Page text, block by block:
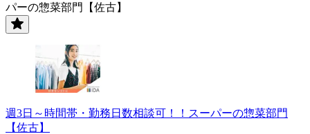
パーの惣菜部門【佐古】
週3日～時間帯・勤務日数相談可！！スーパーの惣菜部門
【佐古】